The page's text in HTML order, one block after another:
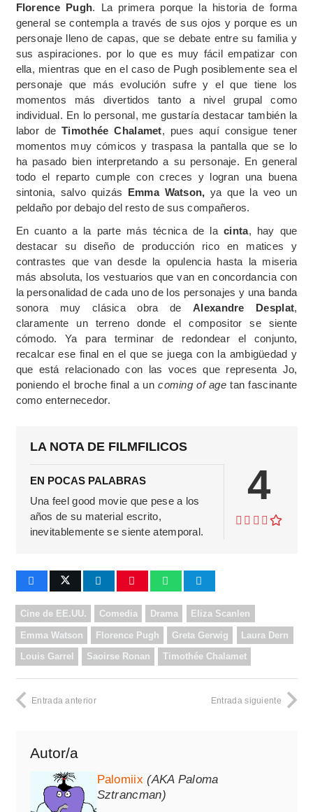
Florence Pugh. La primera porque la historia de forma
general se contempla a través de sus ojos y porque es un
personaje lleno de capas, que se debate entre su familia y
sus aspiraciones. por lo que es muy fácil empatizar con
ella, mientras que en el caso de Pugh posiblemente sea el
personaje que más evolución sufre y el que tiene los
momentos más divertidos tanto a nivel grupal como
individual. En lo personal, me gustaría destacar también la
labor deTimothée Chalamet, pues aquí consigue tener
momentos muy cómicos y traspasa la pantalla que se lo
ha pasado bien interpretando a su personaje. En general
todo el reparto cumple con creces y logran una buena
sintonia, salvo quizás Emma Watson,ya que la veo un
peldaño por debajo del resto de sus compañeros.
En cuanto a la parte más técnica de lacinta, hay que
destacar su diseño de producción rico en matices y
contrastes que van desde la opulencia hasta la miseria
más absoluta, los vestuarios que van en concordancia con
la personalidad de cada uno de los personajes y una banda
sonora muy clásica obra de Alexandre Desplat,
claramente un terreno donde el compositor se siente
cómodo. Ya para terminar de redondear el conjunto,
recalcar ese final en el que se juega con la ambigüedad y
que está relacionado con las voces que representa Jo,
poniendo el broche final a uncoming of age tan fascinante
como enternecedor.
LA NOTA DE FILMFILICOS
EN POCAS PALABRAS
Una feel good movie que pese a los
años de su material escrito,
inevitablemente se siente atemporal.
4
Cine de EE.UU. Comedia Drama Eliza Scanlen
Emma Watson Florence Pugh Greta Gerwig Laura Dern
Louis Garrel Saoirse Ronan Timothée Chalamet
Entrada anterior Entrada siguiente
Autor/a
Palomiix (AKA Paloma
Sztrancman)